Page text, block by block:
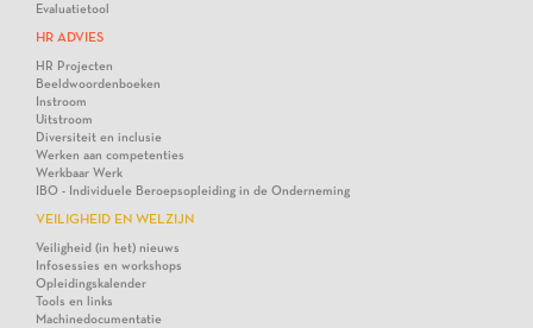
Evaluatietool
HR ADVIES
HR Projecten
Beeldwoordenboeken
Instroom
Uitstroom
Diversiteit en inclusie
Werken aan competenties
Werkbaar Werk
IBO - Individuele Beroepsopleiding in de Onderneming
VEILIGHEID EN WELZIJN
Veiligheid (in het) nieuws
Infosessies en workshops
Opleidingskalender
Tools en links
Machinedocumentatie